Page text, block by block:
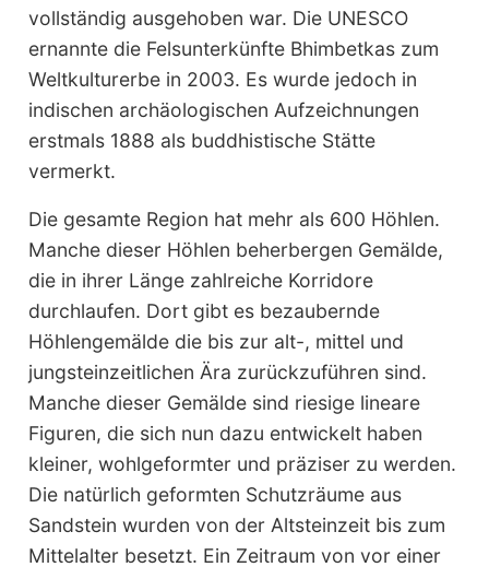
vollständig ausgehoben war. Die UNESCO
ernannte die Felsunterkünfte Bhimbetkas zum
Weltkulturerbe in 2003. Es wurde jedoch in
indischen archäologischen Aufzeichnungen
erstmals 1888 als buddhistische Stätte
vermerkt.
Die gesamte Region hat mehr als 600 Höhlen.
Manche dieser Höhlen beherbergen Gemälde,
die in ihrer Länge zahlreiche Korridore
durchlaufen. Dort gibt es bezaubernde
Höhlengemälde die bis zur alt-, mittel und
jungsteinzeitlichen Ära zurückzuführen sind.
Manche dieser Gemälde sind riesige lineare
Figuren, die sich nun dazu entwickelt haben
kleiner, wohlgeformter und präziser zu werden.
Die natürlich geformten Schutzräume aus
Sandstein wurden von der Altsteinzeit bis zum
Mittelalter besetzt. Ein Zeitraum von vor einer